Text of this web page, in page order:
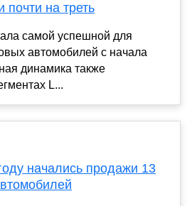
почти на треть
самой успешной для
автомобилей с начала
динамика также
L...
начались продажи 13